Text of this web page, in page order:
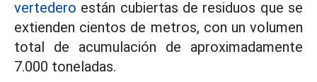
vertedero están cubiertas de residuos que se
extienden cientos de metros, con un volumen
total de acumulación de aproximadamente
7.000 toneladas.